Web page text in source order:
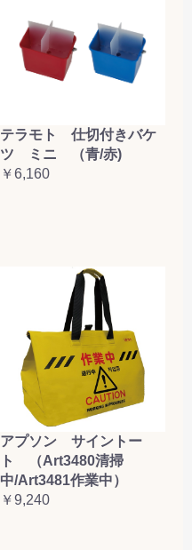
テラモト 仕切付きバケ
ツ ミニ （青/赤)
￥6,160
アプソン サイントー
ト （Art3480清掃
中/Art3481作業中）
￥9,240